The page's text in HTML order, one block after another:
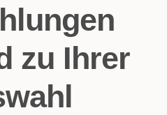
zu Ihrer